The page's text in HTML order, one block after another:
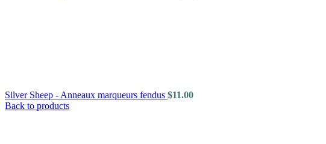
Silver Sheep - Anneaux marqueurs fendus $11.00
Back to products